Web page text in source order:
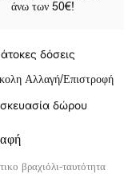
άνω των 50€!
δόσεις
Αλλαγή/Επιστροφή
δώρου
βραχιόλι-ταυτότητα